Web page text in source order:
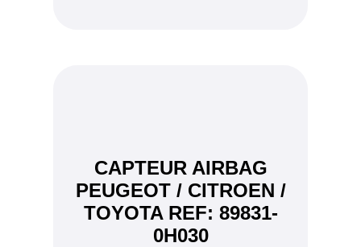
CAPTEUR AIRBAG
PEUGEOT / CITROEN /
TOYOTA REF: 89831-
0H030